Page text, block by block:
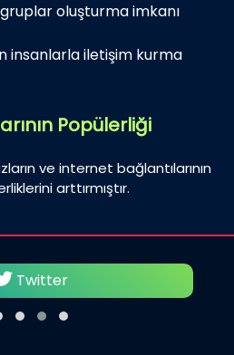
oluşturma imkanı
insanlarla iletişim kurma
Popülerliği
ve internet bağlantılarının
arttırmıştır.
Twitter